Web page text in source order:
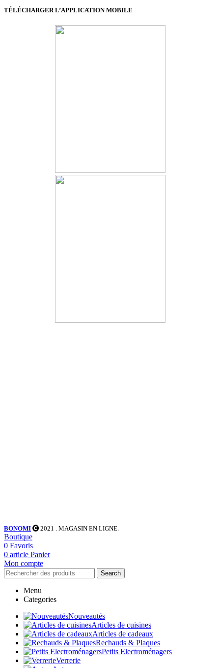
TÉLÉCHARGER L’APPLICATION MOBILE
BONOMI 2021 . MAGASIN EN LIGNE.
Boutique
0 Favoris
0 article Panier
Mon compte
Search
Menu
Categories
Nouveautés
Articles de cuisines
Articles de cadeaux
Rechauds & Plaques
Petits Electroménagers
Verrerie